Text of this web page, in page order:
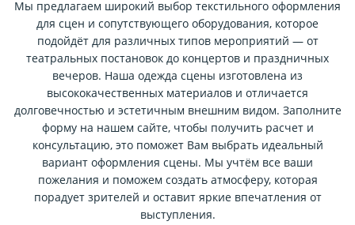
Мы предлагаем широкий выбор текстильного оформления
для сцен и сопутствующего оборудования, которое
подойдёт для различных типов мероприятий — от
театральных постановок до концертов и праздничных
вечеров. Наша одежда сцены изготовлена из
высококачественных материалов и отличается
долговечностью и эстетичным внешним видом. Заполните
форму на нашем сайте, чтобы получить расчет и
консультацию, это поможет Вам выбрать идеальный
вариант оформления сцены. Мы учтём все ваши
пожелания и поможем создать атмосферу, которая
порадует зрителей и оставит яркие впечатления от
выступления.